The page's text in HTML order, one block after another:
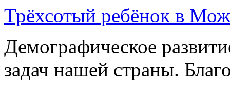
Трёхсотый ребёнок в
Демографическое
задач нашей страны.